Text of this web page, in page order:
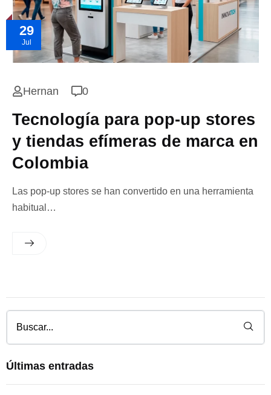
29
Jul
Hernan 0
Tecnología para pop-up stores
y tiendas efímeras de marca en
Colombia
Las pop-up stores se han convertido en una herramienta
habitual…
Últimas entradas